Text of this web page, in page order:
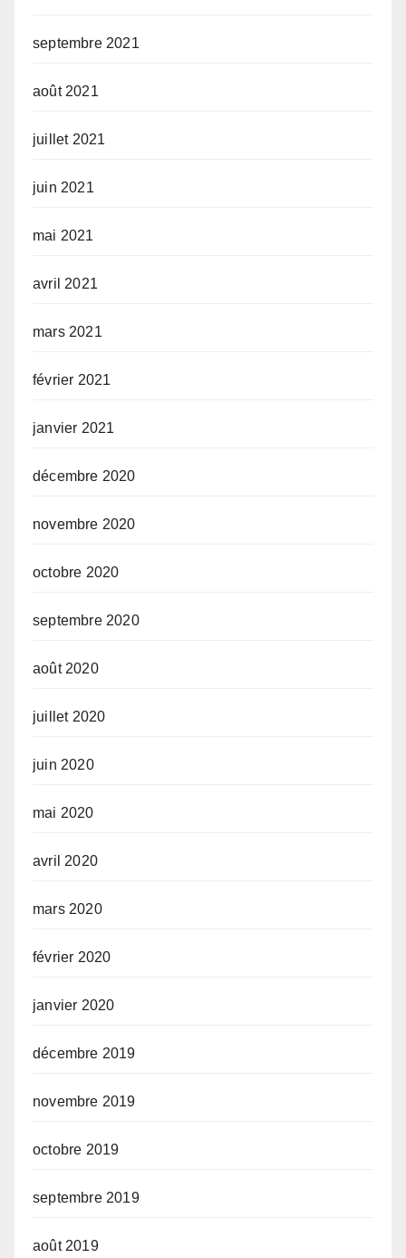
septembre 2021
août 2021
juillet 2021
juin 2021
mai 2021
avril 2021
mars 2021
février 2021
janvier 2021
décembre 2020
novembre 2020
octobre 2020
septembre 2020
août 2020
juillet 2020
juin 2020
mai 2020
avril 2020
mars 2020
février 2020
janvier 2020
décembre 2019
novembre 2019
octobre 2019
septembre 2019
août 2019